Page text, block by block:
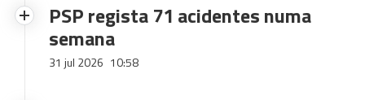
PSP regista 71 acidentes numa
semana
31 jul 2026 10:58